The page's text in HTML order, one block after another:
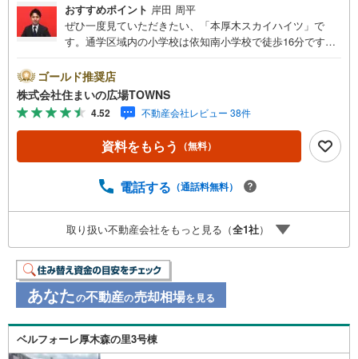
おすすめポイント 岸田 周平
ぜひ一度見ていただきたい、「本厚木スカイハイツ」で
す。通学区域内の小学校は依知南小学校で徒歩16分です。
ましょう。管理人が常駐しているので、安心安全な生活を
送る事が出来ます。バルコニーの広さは7.2平米です。もし
もの事態を抑止する、オートロック機能が備わっていま
す。マンションにどんな人が住んでいるのかも中古マンシ
ョンなら事前に知れます。【年中無休/9:00～21:00】人気
物件は特にお問い合わせが集中するため、お早めにお電話
とご見学がスムーズです。■その他、各種ご相談も承ってお
ション■住まいの広場TOWNSからお客様へ経験豊富なスタ
ッフが親身になってお客様に合った物件をご紹介させて頂
きます！ /他社様掲載物件も併せてご紹介可能ですのでお気
軽にお問い合わせ下さい♪駐車場もございますので、お車
でのお越しも大歓迎です！
ゴールド推奨店
株式会社住まいの広場TOWNS
4.52 不動産会社レビュー 38件
資料をもらう （無料）
電話する （通話料無料）
取り扱い不動産会社をもっと見る（全1社）
あなたの不動産の売却相場を見る
ベルフォーレ厚木森の里3号棟